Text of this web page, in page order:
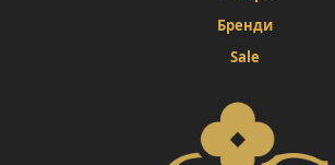
Бренди
Sale